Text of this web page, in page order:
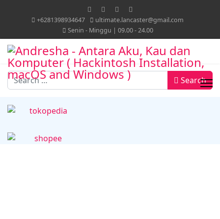
+6281398934647
ultimate.lancaster@gmail.com
Senin - Minggu | 09.00 - 24.00
Search Search